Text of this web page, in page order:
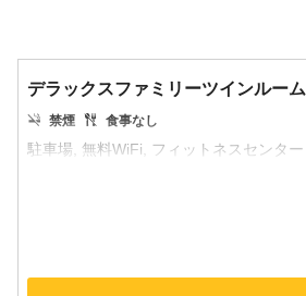
デラックスファミリーツインルーム
禁煙 食事なし